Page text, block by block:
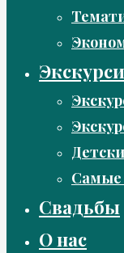
Самые
Свадьбы
О нас